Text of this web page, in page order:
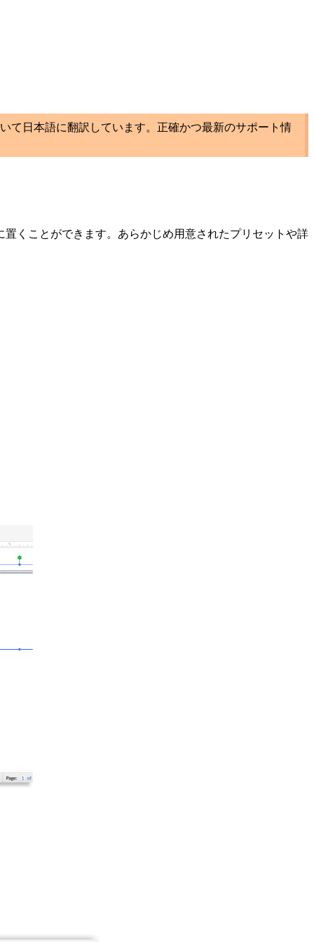
て日本語に翻訳しています。正確かつ最新のサポート情
くことができます。あらかじめ用意されたプリセットや詳